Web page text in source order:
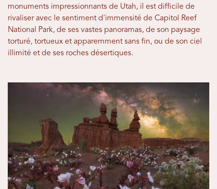
monuments impressionnants de Utah, il est difficile de
rivaliser avec le sentiment d'immensité de Capitol Reef
National Park, de ses vastes panoramas, de son paysage
torturé, tortueux et apparemment sans fin, ou de son ciel
illimité et de ses roches désertiques.